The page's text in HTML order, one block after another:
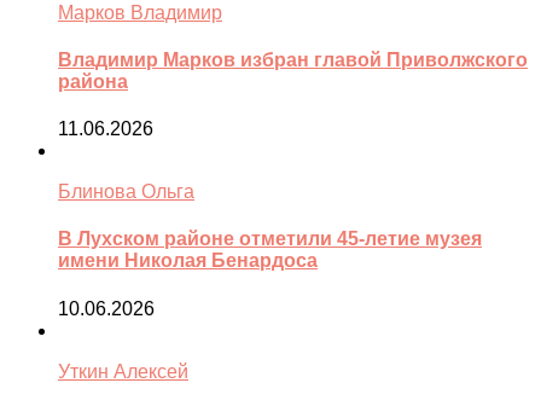
Марков Владимир
Владимир Марков избран главой Приволжского
района
11.06.2026
Блинова Ольга
В Лухском районе отметили 45-летие музея
имени Николая Бенардоса
10.06.2026
Уткин Алексей